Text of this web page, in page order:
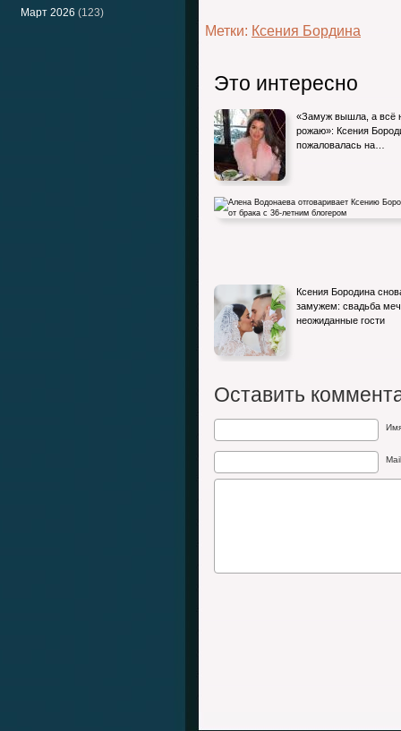
Март 2026 (123)
Метки: Ксения Бордина
Это интересно
«Замуж вышла, а всё
рожаю»: Ксения
пожаловалась на…
Алена Водонаева отговаривает Ксению
Бородину от брака с 36-летним…
Ксения Бородина
замужем: свадьба
неожиданные гости
Оставить